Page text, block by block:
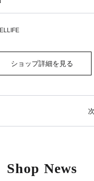
ELLIFE
ショップ詳細を見る
Shop News